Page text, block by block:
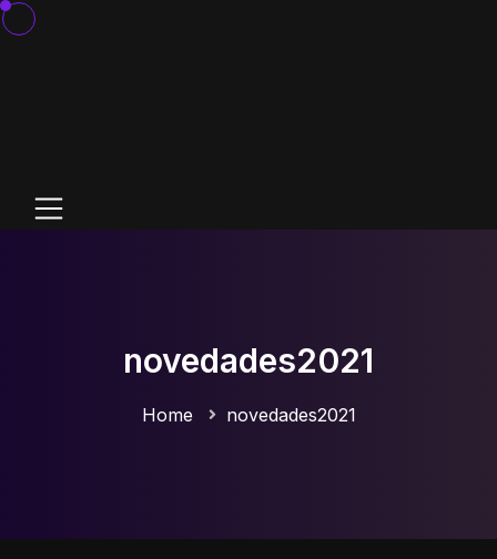
novedades2021
Home novedades2021